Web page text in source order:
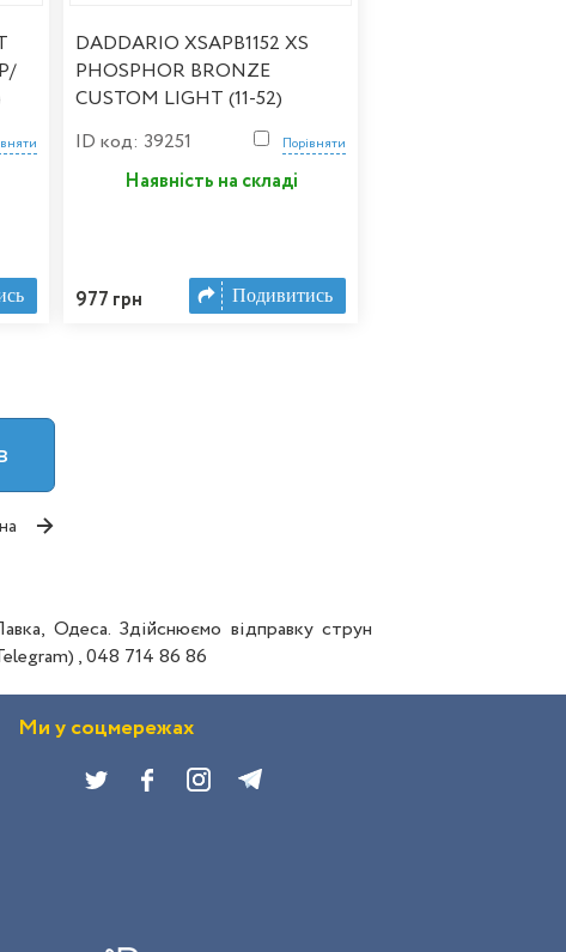
DADDARIO XSAPB1152 XS
PHOSPHOR BRONZE
CUSTOM LIGHT (11-52)
Порівняти
ID код: 39251
Наявність на складі
977 грн Подивитись
→
Одеса. Здійснюємо відправку струн
, 048 714 86 86
Ми у соцмережах